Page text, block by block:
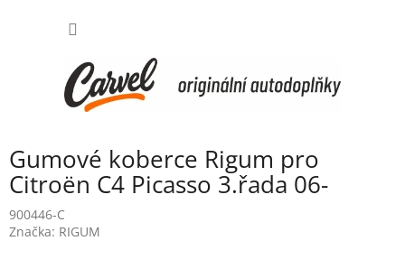
Gumové koberce Rigum pro
Citroën C4 Picasso 3.řada 06-
900446-C
Značka: RIGUM